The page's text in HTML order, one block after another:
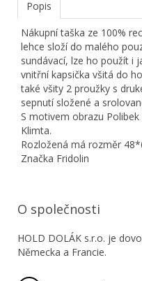
Popis
Nákupní taška ze 100%
lehce složí do malého
sundávací, lze ho použít i
vnitřní kapsička všitá do
také všity 2 proužky s
sepnutí složené a
S motivem obrazu
Klimta.
Rozložená má rozměr
Značka Fridolin
O společnosti
HOLD DOLÁK s.r.o. je
Německa a Francie.